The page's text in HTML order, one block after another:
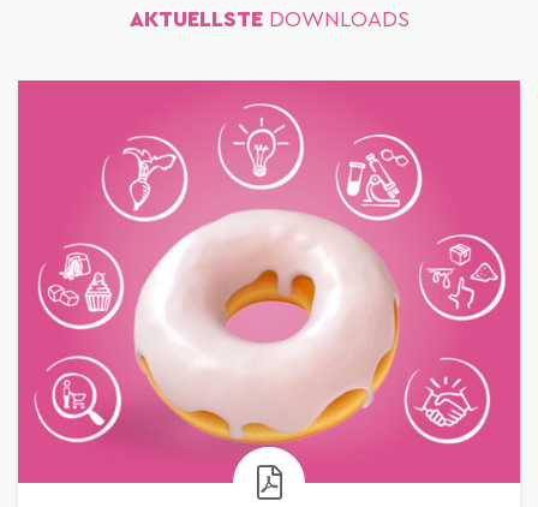
AKTUELLSTEDOWNLOADS